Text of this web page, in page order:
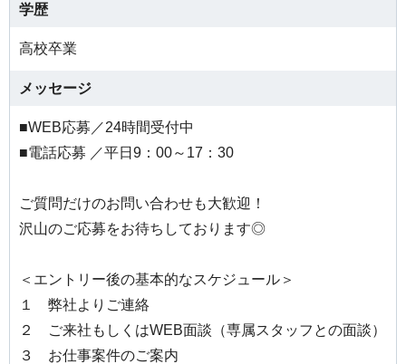
学歴
高校卒業
メッセージ
■WEB応募／24時間受付中
■電話応募 ／平日9：00～17：30
ご質問だけのお問い合わせも大歓迎！
沢山のご応募をお待ちしております◎
＜エントリー後の基本的なスケジュール＞
１ 弊社よりご連絡
２ ご来社もしくはWEB面談（専属スタッフとの面談）
３ お仕事案件のご案内